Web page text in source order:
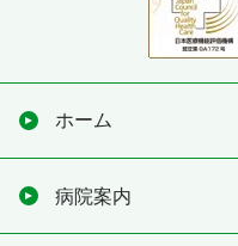
ホーム
病院案内